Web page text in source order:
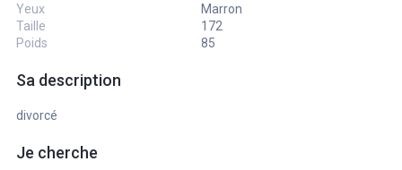
Yeux
Marron
Taille
172
Poids
85
Sa description
divorcé
Je cherche